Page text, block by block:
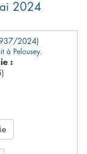
2024
2024)
à Pelousey.
: